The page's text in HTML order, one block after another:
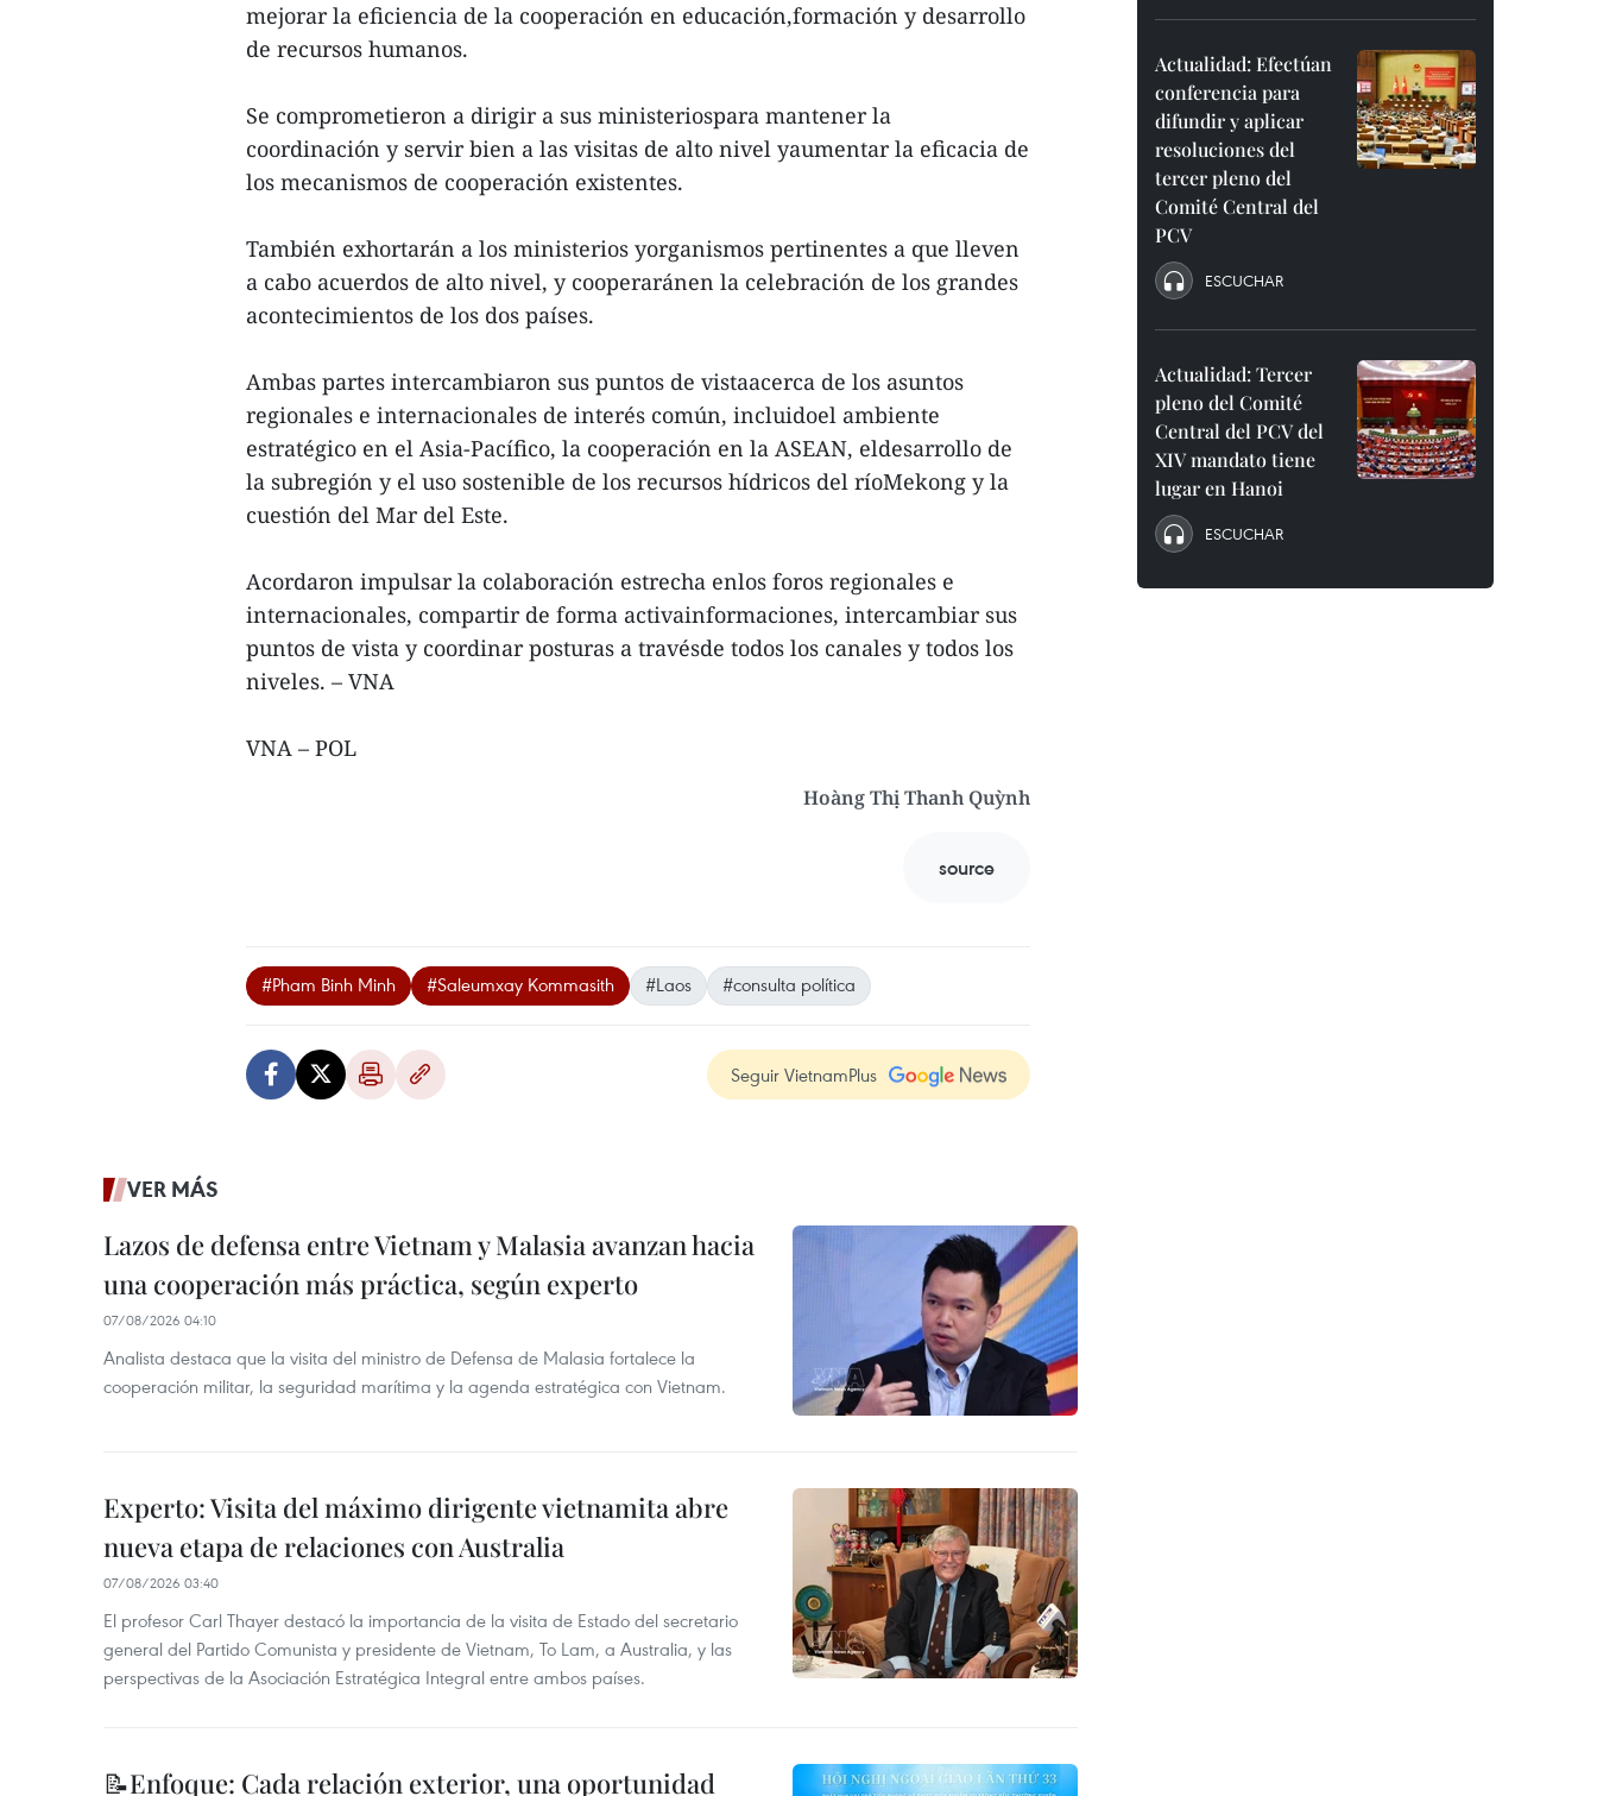
mejorar la eficiencia de la cooperación en educación,formación y desarrollo
de recursos humanos.
Se comprometieron a dirigir a sus ministeriospara mantener la
coordinación y servir bien a las visitas de alto nivel yaumentar la eficacia de
los mecanismos de cooperación existentes.
También exhortarán a los ministerios yorganismos pertinentes a que lleven
a cabo acuerdos de alto nivel, y cooperaránen la celebración de los grandes
acontecimientos de los dos países.
Ambas partes intercambiaron sus puntos de vistaacerca de los asuntos
regionales e internacionales de interés común, incluidoel ambiente
estratégico en el Asia-Pacífico, la cooperación en la ASEAN, eldesarrollo de
la subregión y el uso sostenible de los recursos hídricos del ríoMekong y la
cuestión del Mar del Este.
Acordaron impulsar la colaboración estrecha enlos foros regionales e
internacionales, compartir de forma activainformaciones, intercambiar sus
puntos de vista y coordinar posturas a travésde todos los canales y todos los
niveles. – VNA
VNA – POL
Hoàng Thị Thanh Quỳnh
source
#Pham Binh Minh #Saleumxay Kommasith #Laos #consulta política
Seguir VietnamPlus
VER MÁS
Lazos de defensa entre Vietnam y Malasia avanzan hacia
una cooperación más práctica, según experto
07/08/2026 04:10
Analista destaca que la visita del ministro de Defensa de Malasia fortalece la
cooperación militar, la seguridad marítima y la agenda estratégica con Vietnam.
Experto: Visita del máximo dirigente vietnamita abre
nueva etapa de relaciones con Australia
07/08/2026 03:40
El profesor Carl Thayer destacó la importancia de la visita de Estado del secretario
general del Partido Comunista y presidente de Vietnam, To Lam, a Australia, y las
perspectivas de la Asociación Estratégica Integral entre ambos países.
📝Enfoque: Cada relación exterior, una oportunidad
Actualidad: Efectúan
conferencia para
difundir y aplicar
resoluciones del
tercer pleno del
Comité Central del
PCV
ESCUCHAR
Actualidad: Tercer
pleno del Comité
Central del PCV del
XIV mandato tiene
lugar en Hanoi
ESCUCHAR